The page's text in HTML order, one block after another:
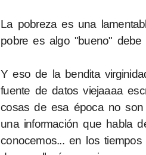
La pobreza es una
pobre es algo "bueno"
Y eso de la bendita
fuente de datos viejaaaa
cosas de esa época no son
una información que habla
conocemos... en los